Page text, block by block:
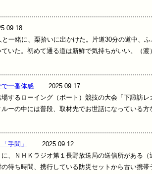
一緒に、栗拾いに出かけた。片道30分の道中、ふ
いた。初めて通る道は新鮮で気持ちがいい。（渡）
で一番体感 2025.09.17
するローイング（ボート）競技の大会「下諏訪レ
ーの中には普段、取材先でお世話になっている方
手間」
2025.09.12
、ＮＨＫラジオ第１長野放送局の送信所がある（
待ち時間、携行している防災セットから古い携帯